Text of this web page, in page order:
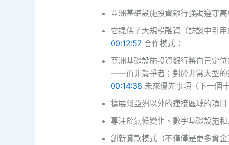
亞洲基礎設施投資銀行強調遵守
它提供了大規模融資（訪談中引
00:12:57 合作模式：
亞洲基礎設施投資銀行將自己定
——而非競爭者；對於非常大型的
00:14:38 未來優先事項（下一個
擴展到亞洲以外的連接區域的項目
專注於氣候變化、數字基礎設施和
創新貸款模式（不僅僅是更多資